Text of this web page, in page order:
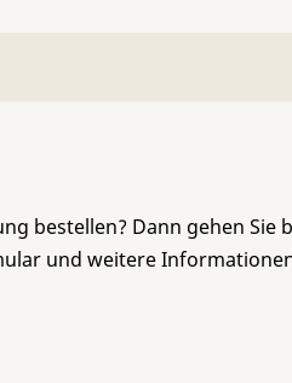
bestellen? Dann gehen Sie
und weitere